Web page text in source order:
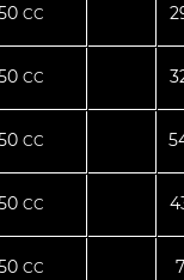
CC
CC
CC
CC
CC